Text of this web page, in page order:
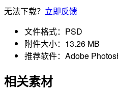
无法下载？ 立即反馈
文件格式： PSD
附件大小： 13.26 MB
推荐软件： Adobe
相关素材